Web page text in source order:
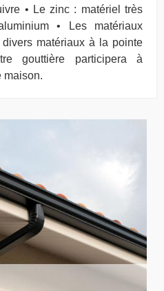
• Le zinc : matériel très
• Les matériaux
matériaux à la pointe
gouttière participera à
maison.